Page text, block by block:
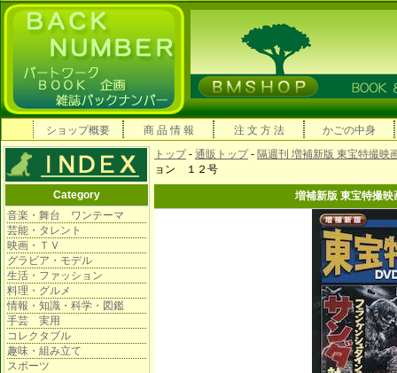
ショップ概要 商 品 情 報 注 文 方 法 かごの中身
Category
音楽・舞台 ワンテーマ
芸能・タレント
映画・ＴＶ
グラビア・モデル
生活・ファッション
料理・グルメ
情報・知識・科学・図鑑
手芸 実用
コレクタブル
趣味・組み立て
スポーツ
トップ- 通販トップ- 隔週刊 増補新版 東宝特撮映
ョン １２号
増補新版 東宝特撮